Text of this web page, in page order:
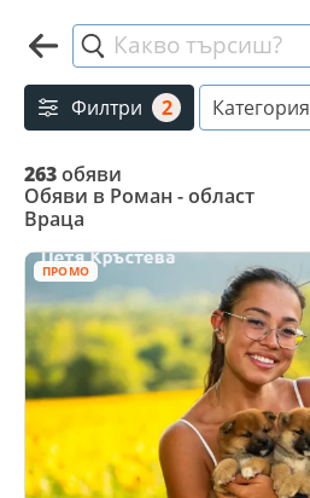
Какво търсиш?
Филтри 2 Категория
263обяви
Обяви в Роман - област
Враца
ПРОМО